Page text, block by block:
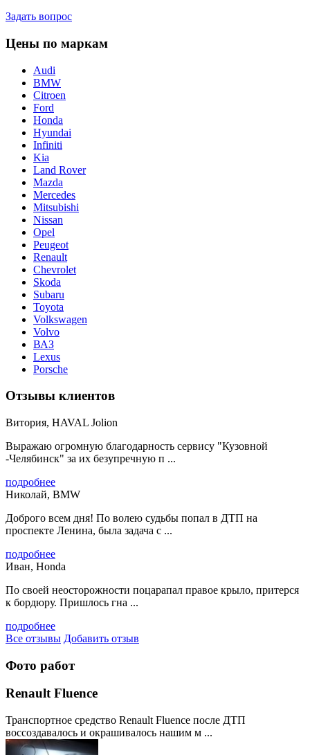
Задать вопрос
Цены по маркам
Audi
BMW
Citroen
Ford
Honda
Hyundai
Infiniti
Kia
Land Rover
Mazda
Merсedes
Mitsubishi
Nissan
Opel
Peugeot
Renault
Chevrolet
Skoda
Subaru
Toyota
Volkswagen
Volvo
ВАЗ
Lexus
Porsche
Отзывы клиентов
Витория, HAVAL Jolion
Выражаю огромную благодарность сервису "Кузовной
-Челябинск" за их безупречную п ...
подробнее
Николай, BMW
Доброго всем дня! По волею судьбы попал в ДТП на
проспекте Ленина, была задача с ...
подробнее
Иван, Honda
По своей неосторожности поцарапал правое крыло, притерся
к бордюру. Пришлось гна ...
подробнее
Все отзывы Добавить отзыв
Фото работ
Renault Fluence
Транспортное средство Renault Fluence после ДТП
воссоздавалось и окрашивалось нашим м ...